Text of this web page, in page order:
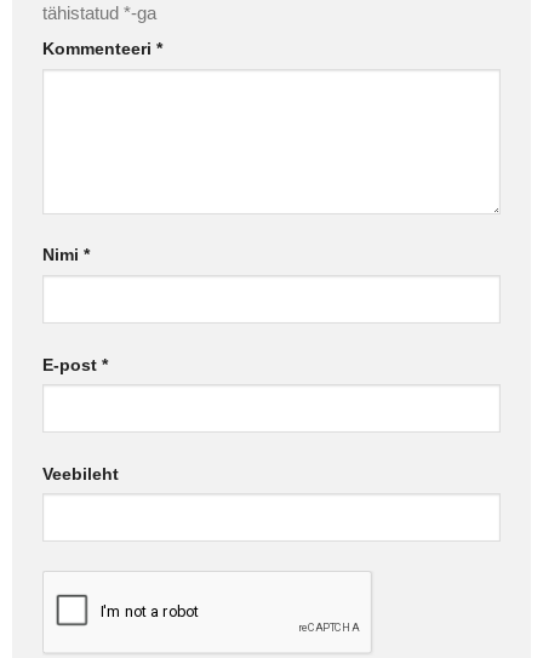
tähistatud *-ga
Kommenteeri *
Nimi *
E-post *
Veebileht